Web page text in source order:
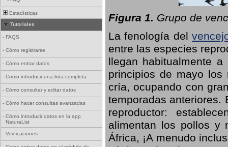
Estadísticas
Tutoriales
- FAQS
- Cómo registrarse
- Cómo entrar datos
- Como introducir una lista completa
- Cómo consultar y editar datos
- Cómo hacer consultas avanzadas
- Cómo introducir datos en la app
NaturaList
- Verificaciones
Figura 1. Grupo de
La fenología del
entre las especies
llegan habitualmente
principios de mayo los
cría, ocupando con
temporadas anteriores.
reproductor:
alimentan los pollos y
África, ¡A menudo